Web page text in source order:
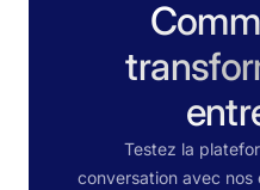
Testez la
conversation avec